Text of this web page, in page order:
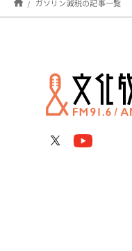
ガソリン減税の記事一覧